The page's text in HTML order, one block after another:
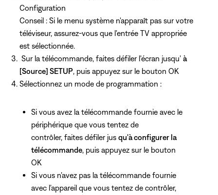
Configuration
Conseil : Si le menu système n'apparaît pas sur votre
téléviseur, assurez-vous que l'entrée TV appropriée
est sélectionnée.
Sur la télécommande, faites défiler l'écran jusqu' à
[Source] SETUP , puis appuyez sur le bouton OK
Sélectionnez un mode de programmation :
Si vous avez la télécommande fournie avec le
périphérique que vous tentez de
contrôler, faites défiler jus qu'à configurer la
télécommande , puis appuyez sur le bouton
OK
Si vous n'avez pas la télécommande fournie
avec l'appareil que vous tentez de contrôler,